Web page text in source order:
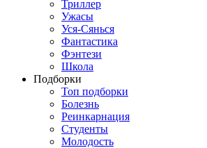
Триллер
Ужасы
Уся-Сянься
Фантастика
Фэнтези
Школа
Подборки
Топ подборки
Болезнь
Реинкарнация
Студенты
Молодость